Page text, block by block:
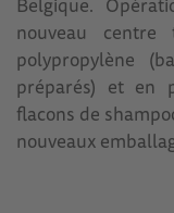
nouveau centre
polypropylène
préparés) et en
flacons de
nouveaux